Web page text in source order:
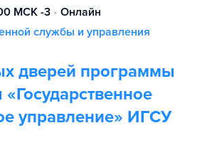
МСК -3 • Онлайн
службы и управления
дверей программы
управление» ИГСУ